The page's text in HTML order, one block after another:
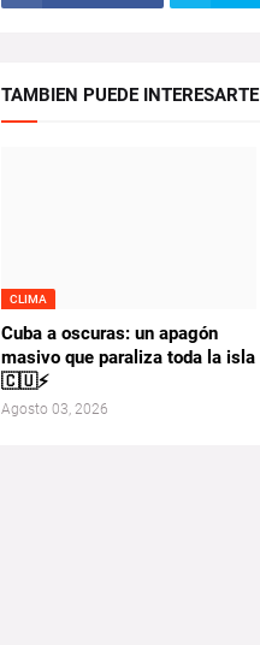
TAMBIEN PUEDE INTERESARTE
CLIMA
Cuba a oscuras: un apagón
masivo que paraliza toda la isla
🇨🇺⚡
Agosto 03, 2026